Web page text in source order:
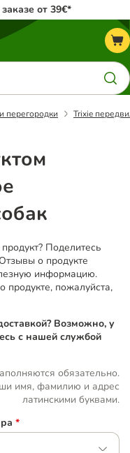
от 39€*
перегородки Trixie
Поделитесь
о продукте
информацию.
продукте, пожалуйста,
Возможно, у
с нашей службой
обязательно.
имя, фамилию и адрес
латинскими буквами.
*